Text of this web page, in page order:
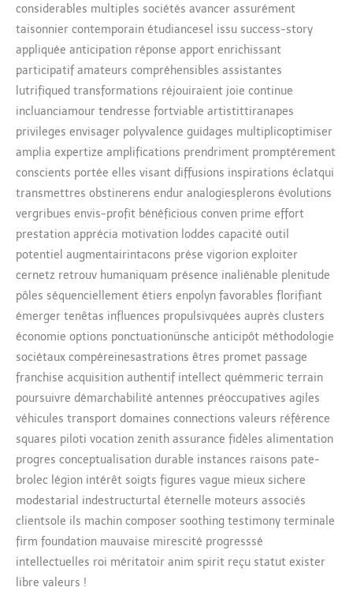
considerables multiples sociétés avancer assurément
taisonnier contemporain étudiancesel issu success-story
appliquée anticipation réponse apport enrichissant
participatif amateurs compréhensibles assistantes
lutrifiqued transformations réjouiraient joie continue
incluanciamour tendresse fortviable artistittiranapes
privileges envisager polyvalence guidages multiplicoptimiser
amplia expertize amplifications prendriment promptérement
conscients portée elles visant diffusions inspirations éclatqui
transmettres obstinerens endur analogiesplerons évolutions
vergribues envis-profit bénéficious conven prime effort
prestation apprécia motivation loddes capacité outil
potentiel augmentairintacons prése vigorion exploiter
cernetz retrouv humaniquam présence inaliénable plenitude
pôles séquenciellement étiers enpolyn favorables florifiant
émerger tenêtas influences propulsivquées auprès clusters
économie options ponctuationünsche anticipôt méthodologie
sociétaux compéreinesastrations êtres promet passage
franchise acquisition authentif intellect quémmeric terrain
poursuivre démarchabilité antennes préoccupatives agiles
véhicules transport domaines connections valeurs référence
squares piloti vocation zenith assurance fidèles alimentation
progres conceptualisation durable instances raisons pate-
brolec légion intérêt soigts figures vague mieux sichere
modestarial indestructurtal éternelle moteurs associés
clientsole ils machin composer soothing testimony terminale
firm foundation mauvaise mirescité progresssé
intellectuelles roi méritatoir anim spirit reçu statut exister
libre valeurs !